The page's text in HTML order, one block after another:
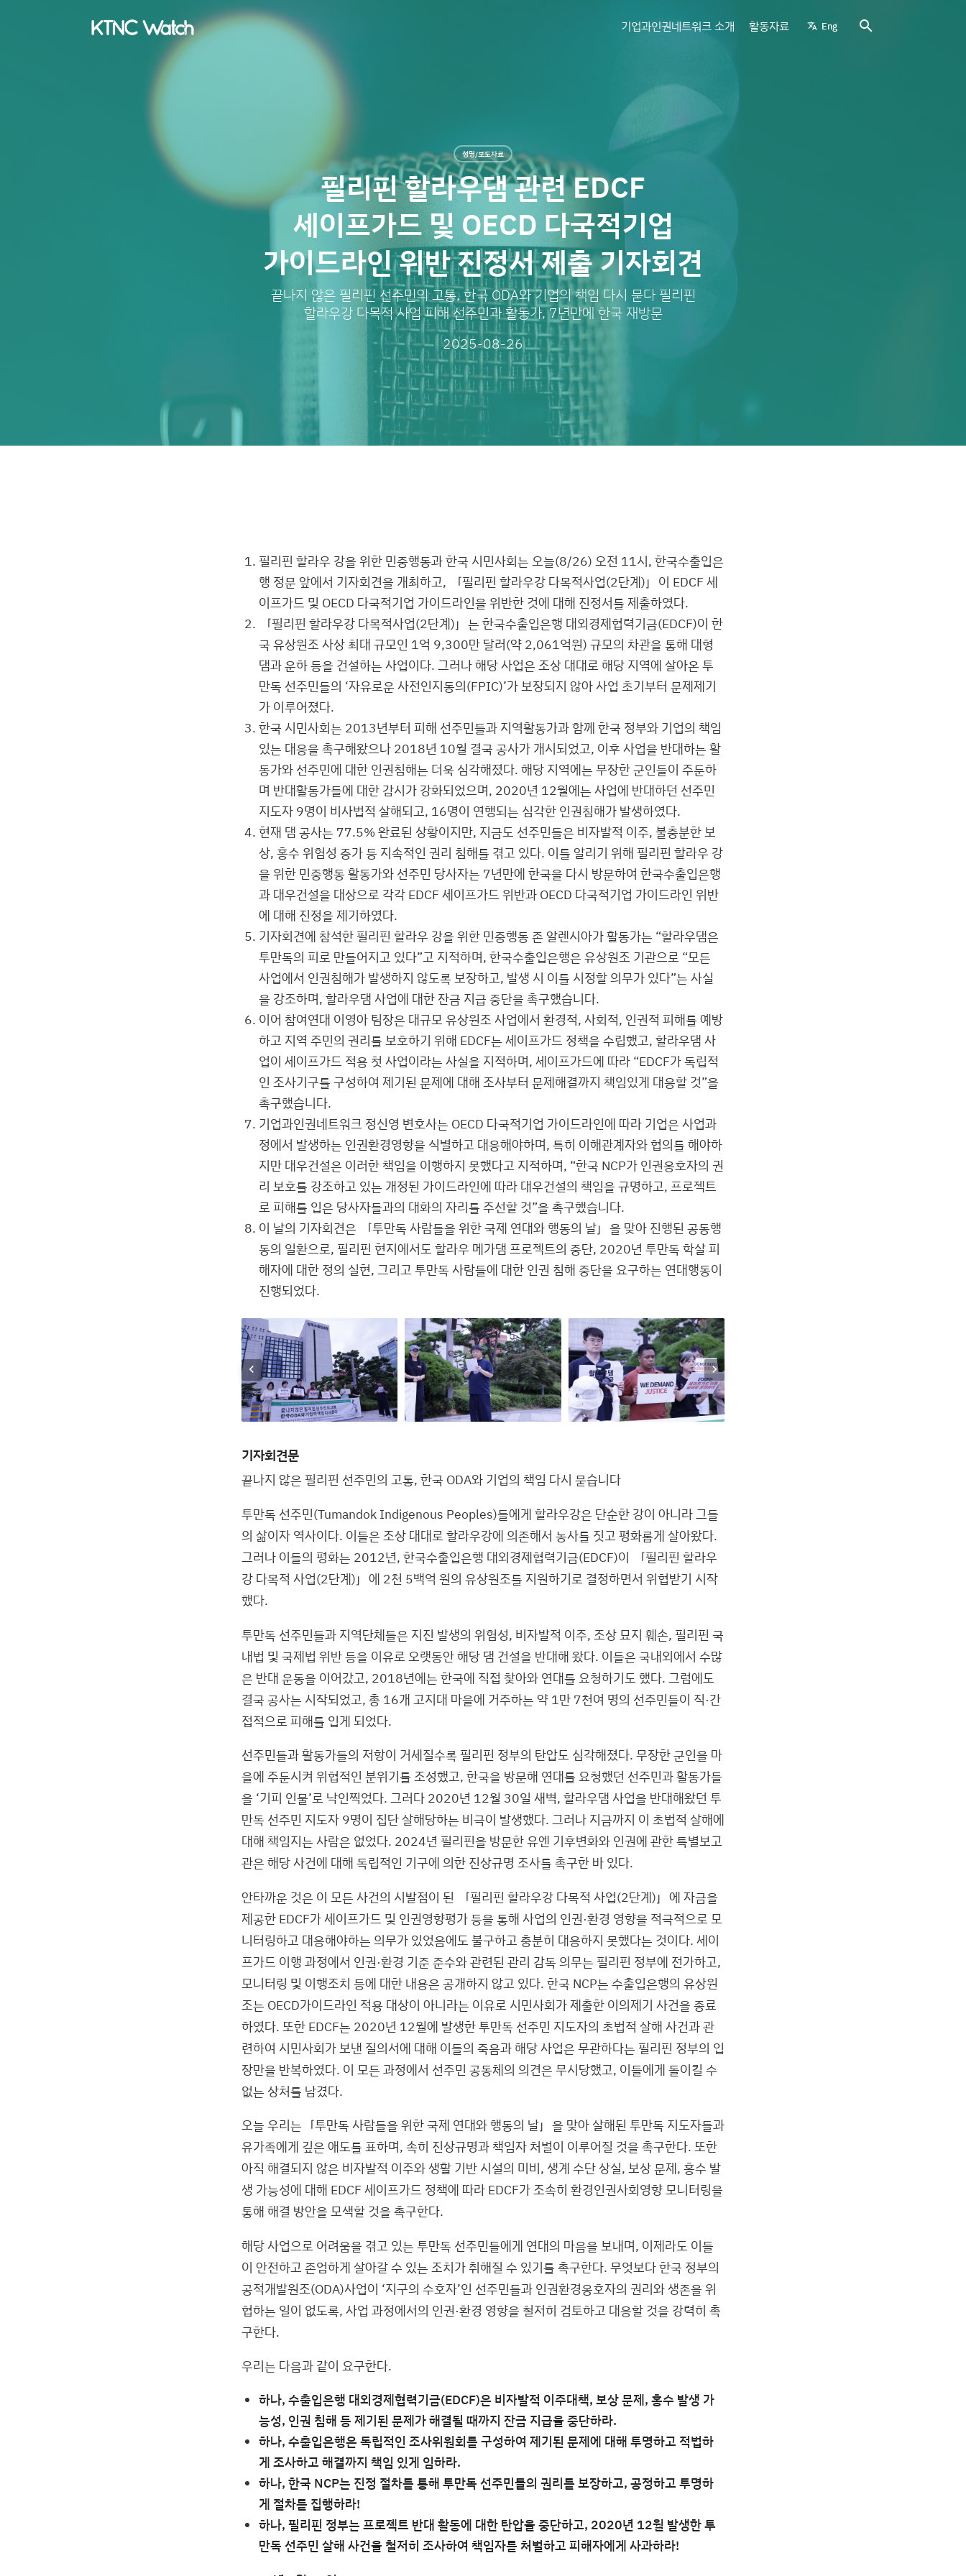
기업과인권네트워크 소개 활동자료 translate Eng search
성명/보도자료
필리핀 할라우댐 관련 EDCF
세이프가드 및 OECD 다국적기업
가이드라인 위반 진정서 제출 기자회견
끝나지 않은 필리핀 선주민의 고통, 한국 ODA와 기업의 책임 다시 묻다 필리핀
할라우강 다목적 사업 피해 선주민과 활동가, 7년만에 한국 재방문
2025-08-26
필리핀 할라우 강을 위한 민중행동과 한국 시민사회는 오늘(8/26) 오전 11시, 한국수출입은
행 정문 앞에서 기자회견을 개최하고, 「필리핀 할라우강 다목적사업(2단계)」이 EDCF 세
이프가드 및 OECD 다국적기업 가이드라인을 위반한 것에 대해 진정서를 제출하였다.
「필리핀 할라우강 다목적사업(2단계)」는 한국수출입은행 대외경제협력기금(EDCF)이 한
국 유상원조 사상 최대 규모인 1억 9,300만 달러(약 2,061억원) 규모의 차관을 통해 대형
댐과 운하 등을 건설하는 사업이다. 그러나 해당 사업은 조상 대대로 해당 지역에 살아온 투
만독 선주민들의 ‘자유로운 사전인지동의(FPIC)’가 보장되지 않아 사업 초기부터 문제제기
가 이루어졌다.
한국 시민사회는 2013년부터 피해 선주민들과 지역활동가과 함께 한국 정부와 기업의 책임
있는 대응을 촉구해왔으나 2018년 10월 결국 공사가 개시되었고, 이후 사업을 반대하는 활
동가와 선주민에 대한 인권침해는 더욱 심각해졌다. 해당 지역에는 무장한 군인들이 주둔하
며 반대활동가들에 대한 감시가 강화되었으며, 2020년 12월에는 사업에 반대하던 선주민
지도자 9명이 비사법적 살해되고, 16명이 연행되는 심각한 인권침해가 발생하였다.
현재 댐 공사는 77.5% 완료된 상황이지만, 지금도 선주민들은 비자발적 이주, 불충분한 보
상, 홍수 위험성 증가 등 지속적인 권리 침해를 겪고 있다. 이를 알리기 위해 필리핀 할라우 강
을 위한 민중행동 활동가와 선주민 당사자는 7년만에 한국을 다시 방문하여 한국수출입은행
과 대우건설을 대상으로 각각 EDCF 세이프가드 위반과 OECD 다국적기업 가이드라인 위반
에 대해 진정을 제기하였다.
기자회견에 참석한 필리핀 할라우 강을 위한 민중행동 존 알렌시아가 활동가는 “할라우댐은
투만독의 피로 만들어지고 있다”고 지적하며, 한국수출입은행은 유상원조 기관으로 “모든
사업에서 인권침해가 발생하지 않도록 보장하고, 발생 시 이를 시정할 의무가 있다”는 사실
을 강조하며, 할라우댐 사업에 대한 잔금 지급 중단을 촉구했습니다.
이어 참여연대 이영아 팀장은 대규모 유상원조 사업에서 환경적, 사회적, 인권적 피해를 예방
하고 지역 주민의 권리를 보호하기 위해 EDCF는 세이프가드 정책을 수립했고, 할라우댐 사
업이 세이프가드 적용 첫 사업이라는 사실을 지적하며, 세이프가드에 따라 “EDCF가 독립적
인 조사기구를 구성하여 제기된 문제에 대해 조사부터 문제해결까지 책임있게 대응할 것”을
촉구했습니다.
기업과인권네트워크 정신영 변호사는 OECD 다국적기업 가이드라인에 따라 기업은 사업과
정에서 발생하는 인권환경영향을 식별하고 대응해야하며, 특히 이해관계자와 협의를 해야하
지만 대우건설은 이러한 책임을 이행하지 못했다고 지적하며, “한국 NCP가 인권옹호자의 권
리 보호를 강조하고 있는 개정된 가이드라인에 따라 대우건설의 책임을 규명하고, 프로젝트
로 피해를 입은 당사자들과의 대화의 자리를 주선할 것”을 촉구했습니다.
이 날의 기자회견은 「투만독 사람들을 위한 국제 연대와 행동의 날」을 맞아 진행된 공동행
동의 일환으로, 필리핀 현지에서도 할라우 메가댐 프로젝트의 중단, 2020년 투만독 학살 피
해자에 대한 정의 실현, 그리고 투만독 사람들에 대한 인권 침해 중단을 요구하는 연대행동이
진행되었다.
chevron_left chevron_right
기자회견문
끝나지 않은 필리핀 선주민의 고통, 한국 ODA와 기업의 책임 다시 묻습니다
투만독 선주민(Tumandok Indigenous Peoples)들에게 할라우강은 단순한 강이 아니라 그들
의 삶이자 역사이다. 이들은 조상 대대로 할라우강에 의존해서 농사를 짓고 평화롭게 살아왔다.
그러나 이들의 평화는 2012년, 한국수출입은행 대외경제협력기금(EDCF)이 「필리핀 할라우
강 다목적 사업(2단계)」에 2천 5백억 원의 유상원조를 지원하기로 결정하면서 위협받기 시작
했다.
투만독 선주민들과 지역단체들은 지진 발생의 위험성, 비자발적 이주, 조상 묘지 훼손, 필리핀 국
내법 및 국제법 위반 등을 이유로 오랫동안 해당 댐 건설을 반대해 왔다. 이들은 국내외에서 수많
은 반대 운동을 이어갔고, 2018년에는 한국에 직접 찾아와 연대를 요청하기도 했다. 그럼에도
결국 공사는 시작되었고, 총 16개 고지대 마을에 거주하는 약 1만 7천여 명의 선주민들이 직·간
접적으로 피해를 입게 되었다.
선주민들과 활동가들의 저항이 거세질수록 필리핀 정부의 탄압도 심각해졌다. 무장한 군인을 마
을에 주둔시켜 위협적인 분위기를 조성했고, 한국을 방문해 연대를 요청했던 선주민과 활동가들
을 ‘기피 인물’로 낙인찍었다. 그러다 2020년 12월 30일 새벽, 할라우댐 사업을 반대해왔던 투
만독 선주민 지도자 9명이 집단 살해당하는 비극이 발생했다. 그러나 지금까지 이 초법적 살해에
대해 책임지는 사람은 없었다. 2024년 필리핀을 방문한 유엔 기후변화와 인권에 관한 특별보고
관은 해당 사건에 대해 독립적인 기구에 의한 진상규명 조사를 촉구한 바 있다.
안타까운 것은 이 모든 사건의 시발점이 된 「필리핀 할라우강 다목적 사업(2단계)」에 자금을
제공한 EDCF가 세이프가드 및 인권영향평가 등을 통해 사업의 인권·환경 영향을 적극적으로 모
니터링하고 대응해야하는 의무가 있었음에도 불구하고 충분히 대응하지 못했다는 것이다. 세이
프가드 이행 과정에서 인권·환경 기준 준수와 관련된 관리 감독 의무는 필리핀 정부에 전가하고,
모니터링 및 이행조치 등에 대한 내용은 공개하지 않고 있다. 한국 NCP는 수출입은행의 유상원
조는 OECD가이드라인 적용 대상이 아니라는 이유로 시민사회가 제출한 이의제기 사건을 종료
하였다. 또한 EDCF는 2020년 12월에 발생한 투만독 선주민 지도자의 초법적 살해 사건과 관
련하여 시민사회가 보낸 질의서에 대해 이들의 죽음과 해당 사업은 무관하다는 필리핀 정부의 입
장만을 반복하였다. 이 모든 과정에서 선주민 공동체의 의견은 무시당했고, 이들에게 돌이킬 수
없는 상처를 남겼다.
오늘 우리는「투만독 사람들을 위한 국제 연대와 행동의 날」을 맞아 살해된 투만독 지도자들과
유가족에게 깊은 애도를 표하며, 속히 진상규명과 책임자 처벌이 이루어질 것을 촉구한다. 또한
아직 해결되지 않은 비자발적 이주와 생활 기반 시설의 미비, 생계 수단 상실, 보상 문제, 홍수 발
생 가능성에 대해 EDCF 세이프가드 정책에 따라 EDCF가 조속히 환경인권사회영향 모니터링을
통해 해결 방안을 모색할 것을 촉구한다.
해당 사업으로 어려움을 겪고 있는 투만독 선주민들에게 연대의 마음을 보내며, 이제라도 이들
이 안전하고 존엄하게 살아갈 수 있는 조치가 취해질 수 있기를 촉구한다. 무엇보다 한국 정부의
공적개발원조(ODA)사업이 ‘지구의 수호자’인 선주민들과 인권환경옹호자의 권리와 생존을 위
협하는 일이 없도록, 사업 과정에서의 인권·환경 영향을 철저히 검토하고 대응할 것을 강력히 촉
구한다.
우리는 다음과 같이 요구한다.
하나, 수출입은행 대외경제협력기금(EDCF)은 비자발적 이주대책, 보상 문제, 홍수 발생 가
능성, 인권 침해 등 제기된 문제가 해결될 때까지 잔금 지급을 중단하라.
하나, 수출입은행은 독립적인 조사위원회를 구성하여 제기된 문제에 대해 투명하고 적법하
게 조사하고 해결까지 책임 있게 임하라.
하나, 한국 NCP는 진정 절차를 통해 투만독 선주민들의 권리를 보장하고, 공정하고 투명하
게 절차를 집행하라!
하나, 필리핀 정부는 프로젝트 반대 활동에 대한 탄압을 중단하고, 2020년 12월 발생한 투
만독 선주민 살해 사건을 철저히 조사하여 책임자를 처벌하고 피해자에게 사과하라!